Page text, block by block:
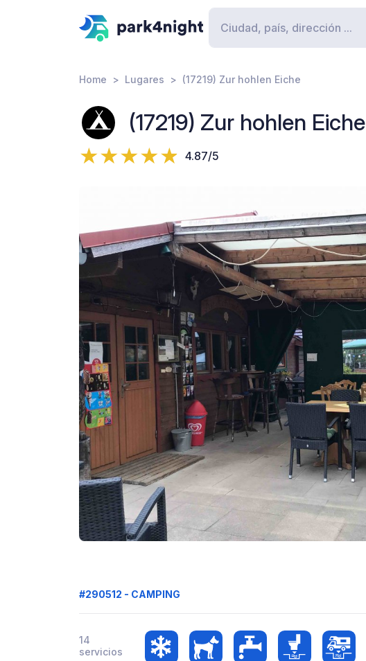
Home Lugares (17219) Zur hohlen Eiche
(17219) Zur hohlen Eiche
4.87/5
#290512 - CAMPING
14
servicios